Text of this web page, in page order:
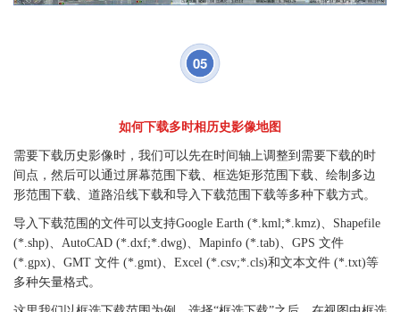
05
如何下载多时相历史影像地图
需要下载历史影像时，我们可以先在时间轴上调整到需要下载的时
间点，然后可以通过屏幕范围下载、框选矩形范围下载、绘制多边
形范围下载、道路沿线下载和导入下载范围下载等多种下载方式。
导入下载范围的文件可以支持Google Earth (*.kml;*.kmz)、Shapefile
(*.shp)、AutoCAD (*.dxf;*.dwg)、Mapinfo (*.tab)、GPS 文件
(*.gpx)、GMT 文件 (*.gmt)、Excel (*.csv;*.cls)和文本文件 (*.txt)等
多种矢量格式。